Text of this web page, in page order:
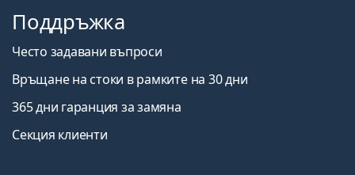
Поддръжка
Често задавани въпроси
Връщане на стоки в рамките на 30 дни
365 дни гаранция за замяна
Секция клиенти